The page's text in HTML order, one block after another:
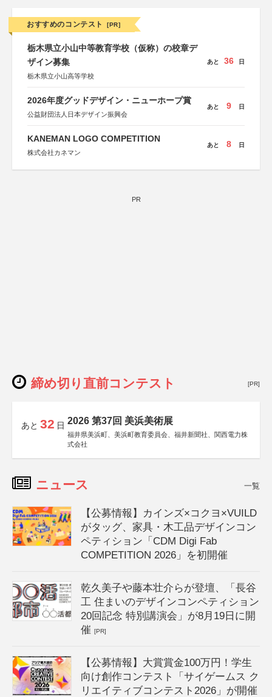
おすすめのコンテスト [PR]
栃木県立小山中等教育学校（仮称）の校章デ
ザイン募集
栃木県立小山高等学校
あと 36 日
2026年度グッドデザイン・ニューホープ賞
公益財団法人日本デザイン振興会
あと 9 日
KANEMAN LOGO COMPETITION
株式会社カネマン
あと 8 日
PR
締め切り直前コンテスト [PR]
あと 32 日 2026 第37回 美浜美術展
福井県美浜町、美浜町教育委員会、福井新聞社、関西電力株
式会社
ニュース 一覧
【公募情報】カインズ×コクヨ×VUILD
がタッグ、家具・木工品デザインコン
ペティション「CDM Digi Fab
COMPETITION 2026」を初開催
乾久美子や藤本壮介らが登壇、「長谷
工 住まいのデザインコンペティション
20回記念 特別講演会」が8月19日に開
催[PR]
【公募情報】大賞賞金100万円！学生
向け創作コンテスト「サイゲームス ク
リエイティブコンテスト2026」が開催